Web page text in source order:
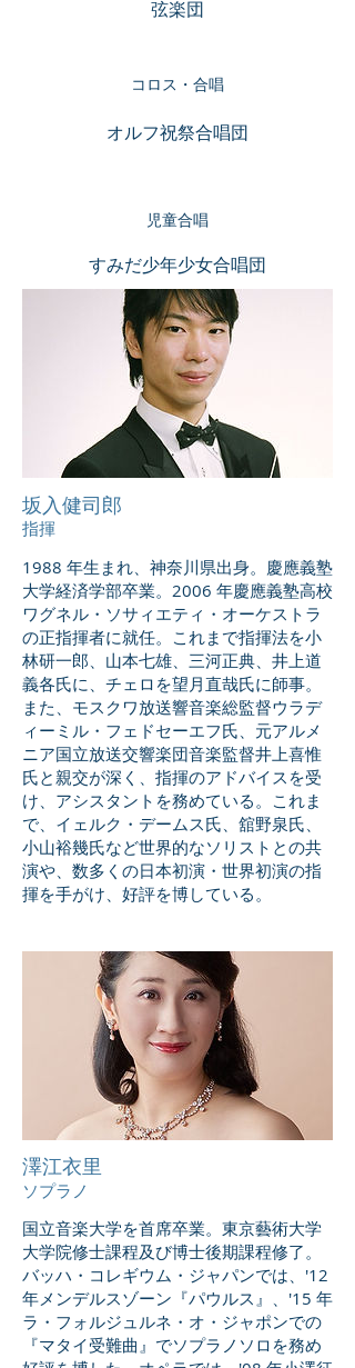
弦楽団
コロス・合唱
オルフ祝祭合唱団
児童合唱
すみだ少年少女合唱団
坂入健司郎
指揮
1988 年生まれ、神奈川県出身。慶應義塾
大学経済学部卒業。2006 年慶應義塾高校
ワグネル・ソサィエティ・オーケストラ
の正指揮者に就任。これまで指揮法を小
林研一郎、山本七雄、三河正典、井上道
義各氏に、チェロを望月直哉氏に師事。
また、モスクワ放送響音楽総監督ウラデ
ィーミル・フェドセーエフ氏、元アルメ
ニア国立放送交響楽団音楽監督井上喜惟
氏と親交が深く、指揮のアドバイスを受
け、アシスタントを務めている。これま
で、イェルク・デームス氏、舘野泉氏、
小山裕幾氏など世界的なソリストとの共
演や、数多くの日本初演・世界初演の指
揮を手がけ、好評を博している。
澤江衣里
ソプラノ
国立音楽大学を首席卒業。東京藝術大学
大学院修士課程及び博士後期課程修了。
バッハ・コレギウム・ジャパンでは、'12
年メンデルスゾーン『パウルス』、'15 年
ラ・フォルジュルネ・オ・ジャポンでの
『マタイ受難曲』でソプラノソロを務め